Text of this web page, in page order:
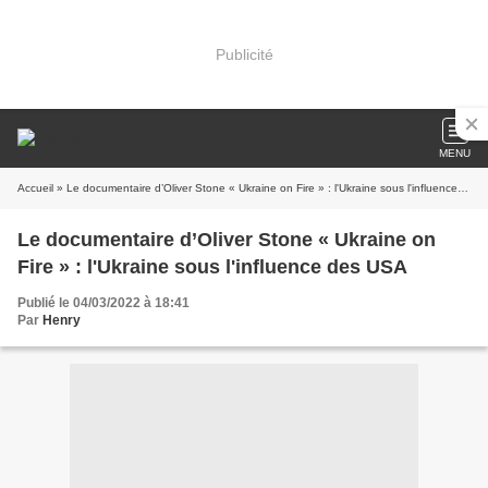
Publicité
MENU
Accueil » Le documentaire d’Oliver Stone « Ukraine on Fire » : l'Ukraine sous l'influence des USA
Le documentaire d’Oliver Stone « Ukraine on
Fire » : l'Ukraine sous l'influence des USA
Publié le 04/03/2022 à 18:41
Par Henry